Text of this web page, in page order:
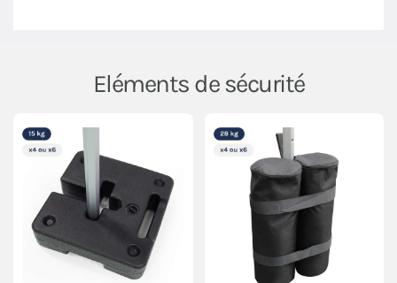
Eléments de sécurité